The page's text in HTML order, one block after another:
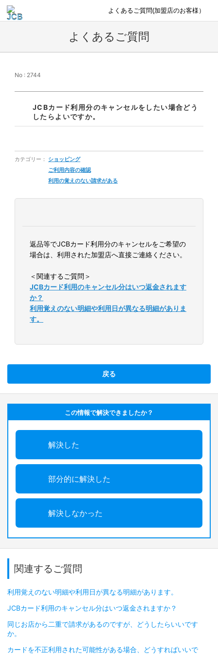
よくあるご質問(加盟店のお客様）
よくあるご質問
No : 2744
JCBカード利用分のキャンセルをしたい場合どう
したらよいですか。
カテゴリー：
ショッピング
ご利用内容の確認
利用の覚えのない請求がある
返品等でJCBカード利用分のキャンセルをご希望の
場合は、利用された加盟店へ直接ご連絡ください。
＜関連するご質問＞
JCBカード利用のキャンセル分はいつ返金されます
か？
利用覚えのない明細や利用日が異なる明細がありま
す。
戻る
この情報で解決できましたか？
解決した
部分的に解決した
解決しなかった
関連するご質問
利用覚えのない明細や利用日が異なる明細があります。
JCBカード利用のキャンセル分はいつ返金されますか？
同じお店から二重で請求があるのですが、どうしたらいいです
か。
カードを不正利用された可能性がある場合、どうすればいいで